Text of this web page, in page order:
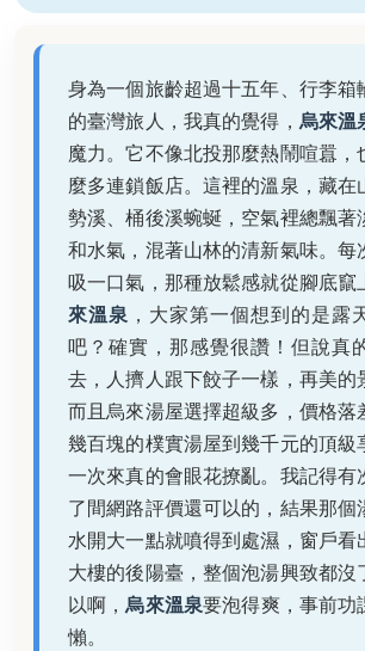
身為一個旅齡超過十五年、行李箱
的臺灣旅人，我真的覺得， 烏來溫
魔力。它不像北投那麼熱鬧喧囂，
麼多連鎖飯店。這裡的溫泉，藏在
勢溪、桶後溪蜿蜒，空氣裡總飄著
和水氣，混著山林的清新氣味。每
吸一口氣，那種放鬆感就從腳底竄
來溫泉 ，大家第一個想到的是露
吧？確實，那感覺很讚！但說真
去，人擠人跟下餃子一樣，再美的
而且烏來湯屋選擇超級多，價格落
幾百塊的樸實湯屋到幾千元的頂級
一次來真的會眼花撩亂。我記得有
了間網路評價還可以的，結果那個
水開大一點就噴得到處濕，窗戶看
大樓的後陽臺，整個泡湯興致都沒
以啊，烏來溫泉要泡得爽，事前功
懶。